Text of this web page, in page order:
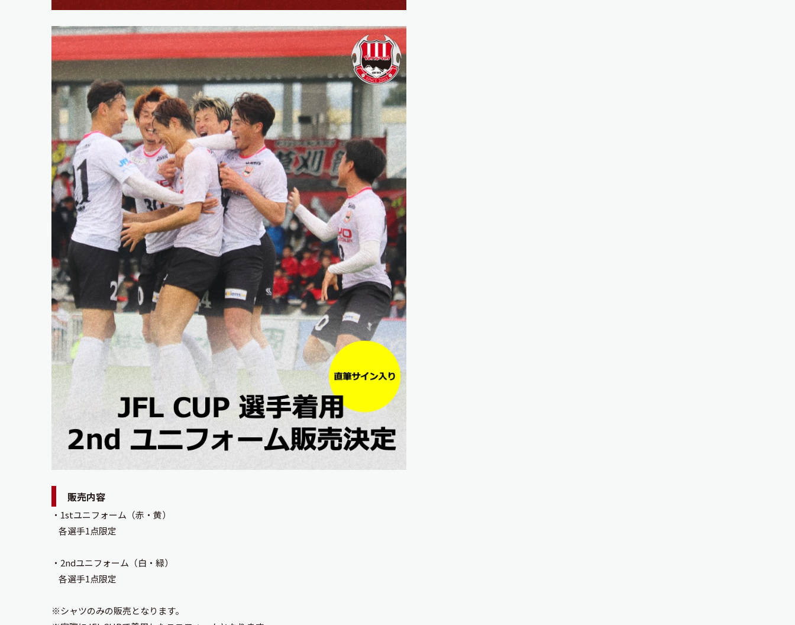
販売内容
・1stユニフォーム（赤・黄）
各選手1点限定
・2ndユニフォーム（白・緑）
各選手1点限定
※シャツのみの販売となります。